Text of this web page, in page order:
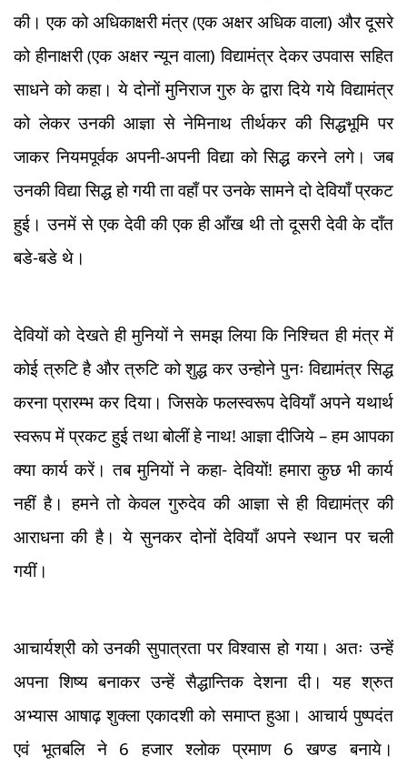
की। एक को अधिकाक्षरीमंत्र(एक अक्षर अधिक वाला) और दूसरे
को हीनाक्षरी(एक अक्षर न्यून वाला) विद्यामंत्र देकर उपवास सहित
साधने को कहा। ये दोनों मुनिराज गुरु के द्वारा दिये गये विद्यामंत्र
को लेकर उनकी आज्ञा से नेमिनाथ तीर्थकर की सिद्धभूमि पर
जाकर नियमपूर्वक अपनी-अपनी विद्या को सिद्ध करने लगे। जब
उनकी विद्या सिद्ध हो गयी ता वहाँ पर उनके सामने दो देवियाँ प्रकट
हुई। उनमें से एक देवी की एक ही आँख थी तो दूसरी देवी के दाँत
बडे-बडे थे।
देवियों को देखते ही मुनियों ने समझ लिया कि निश्चित ही मंत्र में
कोई त्रुटि है और त्रुटि को शुद्ध कर उन्होने पुनः विद्यामंत्र सिद्ध
करना प्रारम्भ कर दिया। जिसके फलस्वरूप देवियाँ अपने यथार्थ
स्वरूप में प्रकट हुई तथा बोलीं हे नाथ! आज्ञा दीजिये – हम आपका
क्या कार्य करें। तब मुनियों ने कहा- देवियों! हमारा कुछ भी कार्य
नहीं है। हमने तो केवल गुरुदेव की आज्ञा से ही विद्यामंत्र की
आराधना की है। ये सुनकर दोनों देवियाँ अपने स्थान पर चली
गयीं।
आचार्यश्री को उनकी सुपात्रता पर विश्वास हो गया। अतः उन्हें
अपना शिष्य बनाकर उन्हें सैद्धान्तिक देशना दी। यह श्रुत
अभ्यास आषाढ़ शुक्ला एकादशी को समाप्त हुआ। आचार्य पुष्पदंत
एवं भूतबलि ने 6 हजार श्लोक प्रमाण 6 खण्ड बनाये।